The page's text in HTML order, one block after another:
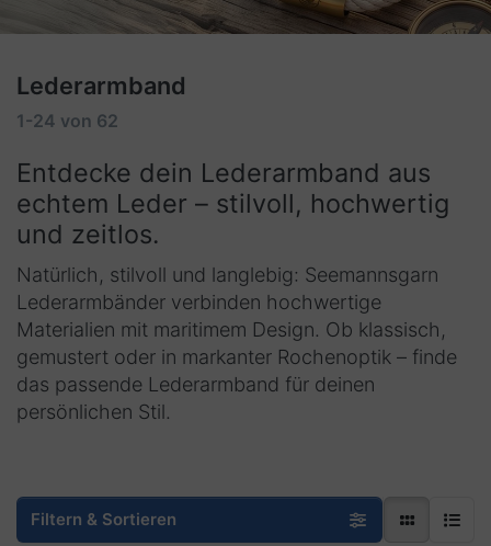
Lederarmband
1-24 von 62
Entdecke dein Lederarmband aus
echtem Leder – stilvoll, hochwertig
und zeitlos.
Natürlich, stilvoll und langlebig: Seemannsgarn
Lederarmbänder verbinden hochwertige
Materialien mit maritimem Design. Ob klassisch,
gemustert oder in markanter Rochenoptik – finde
das passende Lederarmband für deinen
persönlichen Stil.
Filtern & Sortieren